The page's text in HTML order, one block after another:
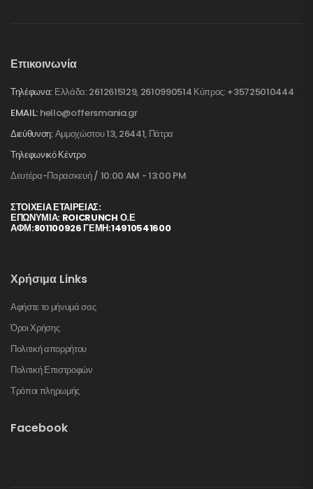
Επικοινωνία
Τηλέφωνα: Ελλάδα: 2612615129, 2610990514 Κύπρος: +35725010444
EMAIL: hello@offersmania.gr
Διεύθυνση:Αμμοχώστου 13, 26441, Πάτρα
Τηλεφωνικό Κέντρο
Δευτέρα-Παρασκευή / 10:00 AM - 13:00 PM
ΣΤΟΙΧΕΊΑ ΕΤΑΙΡΕΊΑΣ:
ΕΠΩΝΥΜΙΑ: ROICRUNCH Ο.Ε
ΑΦΜ:801100926 ΓΕΜΗ:14910541600
Χρήσιμα Links
Αφήστε το μήνυμά σας
Όροι Χρήσης
Πολιτική απορρήτου
Πολιτική Επιστροφών
Τρόποι πληρωμής
Facebook